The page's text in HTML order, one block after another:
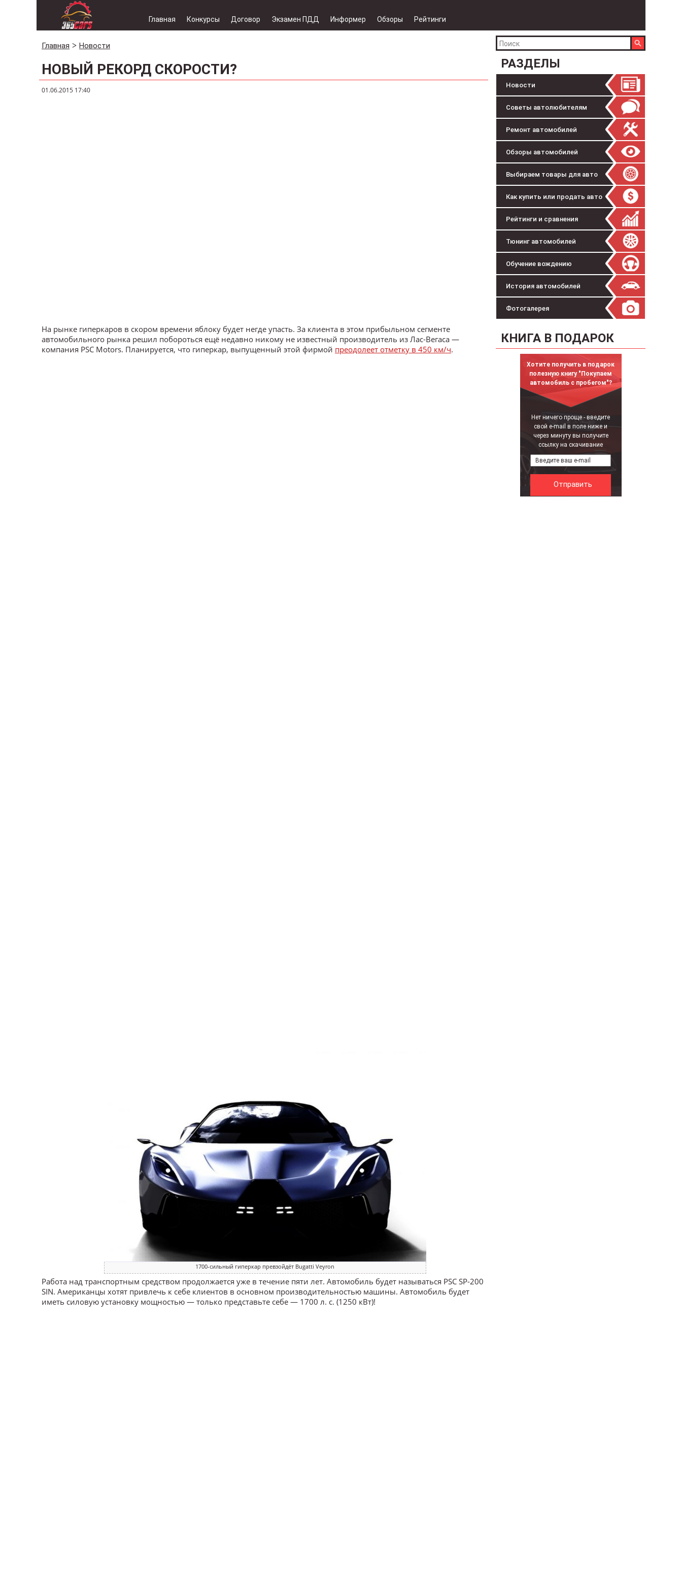
Главная Конкурсы Договор Экзамен ПДД Информер Обзоры Рейтинги
РАЗДЕЛЫ
Новости
Советы автолюбителям
Ремонт автомобилей
Обзоры автомобилей
Выбираем товары для авто
Как купить или продать авто
Рейтинги и сравнения
Тюнинг автомобилей
Обучение вождению
История автомобилей
Фотогалерея
КНИГА В ПОДАРОК
Хотите получить в подарок
полезную книгу "Покупаем
автомобиль с пробегом"?
Нет ничего проще - введите
свой e-mail в поле ниже и
через минуту вы получите
ссылку на скачивание
Главная Новости
НОВЫЙ РЕКОРД СКОРОСТИ?
01.06.2015 17:40
На рынке гиперкаров в скором времени яблоку будет негде упасть. За клиента в этом прибыльном сегменте
автомобильного рынка решил побороться ещё недавно никому не известный производитель из Лас-Вегаса —
компания PSC Motors. Планируется, что гиперкар, выпущенный этой фирмой преодолеет отметку в 450 км/ч.
1700-сильный гиперкар превзойдёт Bugatti Veyron
Работа над транспортным средством продолжается уже в течение пяти лет. Автомобиль будет называться PSC SP-200
SIN. Американцы хотят привлечь к себе клиентов в основном производительностью машины. Автомобиль будет
иметь силовую установку мощностью — только представьте себе — 1700 л. с. (1250 кВт)!